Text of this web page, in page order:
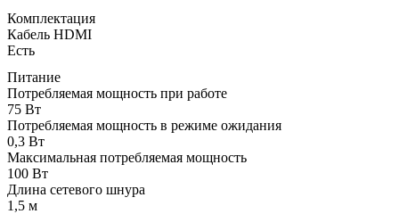
Комплектация
Кабель HDMI
Есть
Питание
Потребляемая мощность при работе
75 Вт
Потребляемая мощность в режиме ожидания
0,3 Вт
Максимальная потребляемая мощность
100 Вт
Длина сетевого шнура
1,5 м